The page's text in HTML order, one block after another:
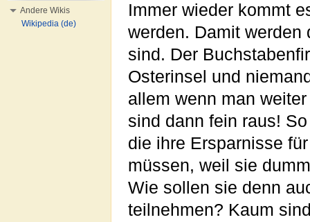
Immer wieder kommt
werden. Damit werden
sind. Der
Osterinsel und
allem wenn man
sind dann fein raus!
die ihre Ersparnisse
müssen, weil sie
Wie sollen sie denn
teilnehmen? Kaum
Andere Wikis
Wikipedia (de)